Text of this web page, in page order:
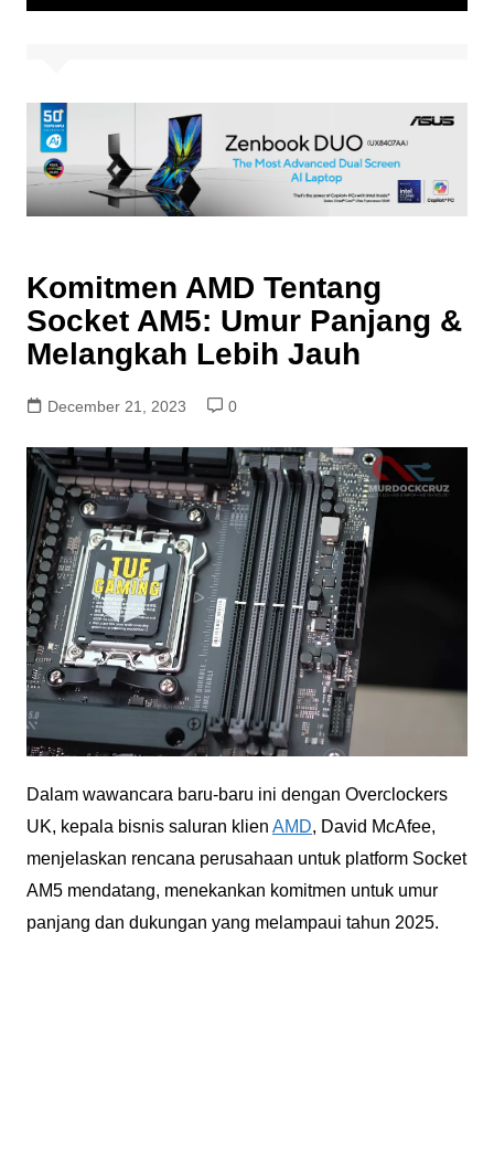
Komitmen AMD Tentang
Socket AM5: Umur Panjang &
Melangkah Lebih Jauh
December 21, 2023 0
Dalam wawancara baru-baru ini dengan Overclockers
UK, kepala bisnis saluran klien AMD, David McAfee,
menjelaskan rencana perusahaan untuk platform Socket
AM5 mendatang, menekankan komitmen untuk umur
panjang dan dukungan yang melampaui tahun 2025.